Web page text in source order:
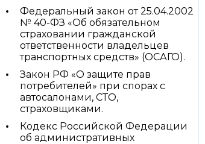
Федеральный закон от 25.04.2002
№ 40-ФЗ «Об обязательном
страховании гражданской
ответственности владельцев
транспортных средств» (ОСАГО).
Закон РФ «О защите прав
потребителей» при спорах с
автосалонами, СТО,
страховщиками.
Кодекс Российской Федерации
об административных